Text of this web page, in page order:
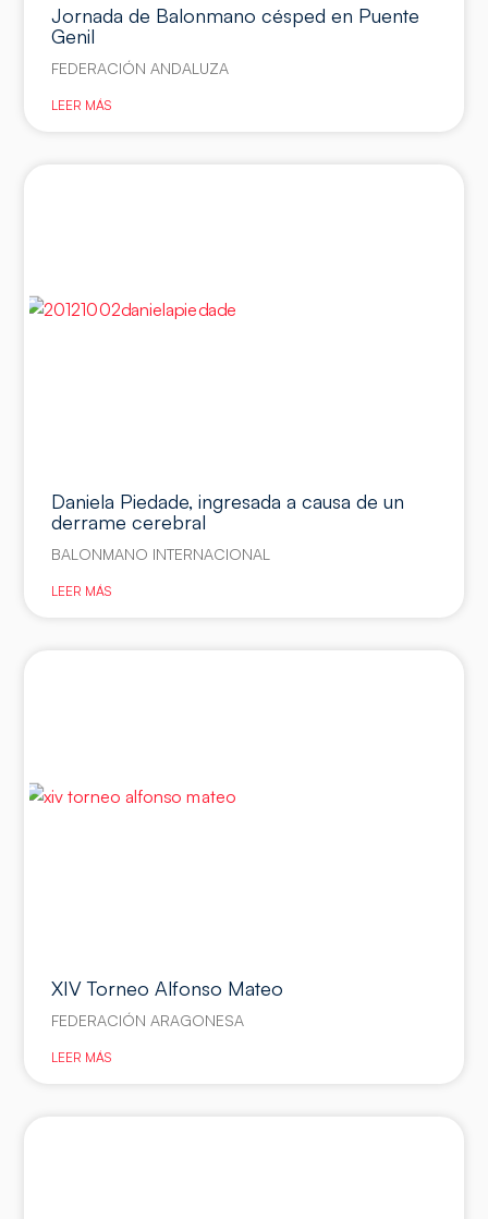
Jornada de Balonmano césped en Puente
Genil
FEDERACIÓN ANDALUZA
LEER MÁS
Daniela Piedade, ingresada a causa de un
derrame cerebral
BALONMANO INTERNACIONAL
LEER MÁS
XIV Torneo Alfonso Mateo
FEDERACIÓN ARAGONESA
LEER MÁS